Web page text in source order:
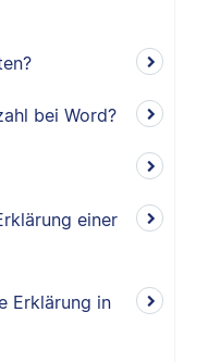
bei Word?
einer
Erklärung in